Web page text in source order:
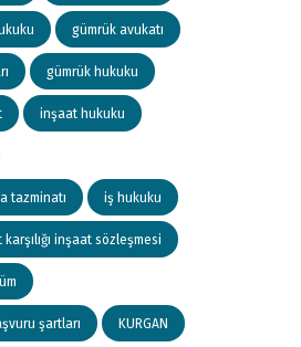
gümrük avukatı
gümrük hukuku
inşaat hukuku
tazminatı iş hukuku
karşılığı inşaat sözleşmesi
şartları KURGAN